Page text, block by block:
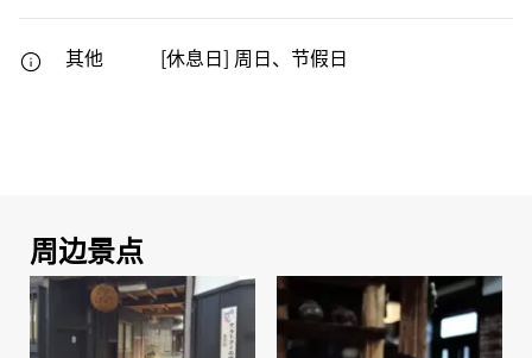
其他 [休息日] 周日、节假日
周边景点